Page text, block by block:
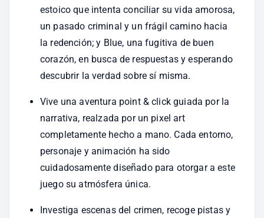
estoico que intenta conciliar su vida amorosa,
un pasado criminal y un frágil camino hacia
la redención; y Blue, una fugitiva de buen
corazón, en busca de respuestas y esperando
descubrir la verdad sobre sí misma.
Vive una aventura point & click guiada por la
narrativa, realzada por un pixel art
completamente hecho a mano. Cada entorno,
personaje y animación ha sido
cuidadosamente diseñado para otorgar a este
juego su atmósfera única.
Investiga escenas del crimen, recoge pistas y